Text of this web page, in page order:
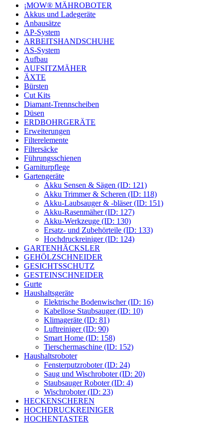
¡MOW® MÄHROBOTER
Akkus und Ladegeräte
Anbausätze
AP-System
ARBEITSHANDSCHUHE
AS-System
Aufbau
AUFSITZMÄHER
ÄXTE
Bürsten
Cut Kits
Diamant-Trennscheiben
Düsen
ERDBOHRGERÄTE
Erweiterungen
Filterelemente
Filtersäcke
Führungsschienen
Garniturpflege
Gartengeräte
Akku Sensen & Sägen (ID: 121)
Akku Trimmer & Scheren (ID: 118)
Akku-Laubsauger & -bläser (ID: 151)
Akku-Rasenmäher (ID: 127)
Akku-Werkzeuge (ID: 130)
Ersatz- und Zubehörteile (ID: 133)
Hochdruckreiniger (ID: 124)
GARTENHÄCKSLER
GEHÖLZSCHNEIDER
GESICHTSSCHUTZ
GESTEINSCHNEIDER
Gurte
Haushaltsgeräte
Elektrische Bodenwischer (ID: 16)
Kabellose Staubsauger (ID: 10)
Klimageräte (ID: 81)
Luftreiniger (ID: 90)
Smart Home (ID: 158)
Tierschermaschine (ID: 152)
Haushaltsroboter
Fensterputzroboter (ID: 24)
Saug und Wischroboter (ID: 20)
Staubsauger Roboter (ID: 4)
Wischroboter (ID: 23)
HECKENSCHEREN
HOCHDRUCKREINIGER
HOCHENTASTER